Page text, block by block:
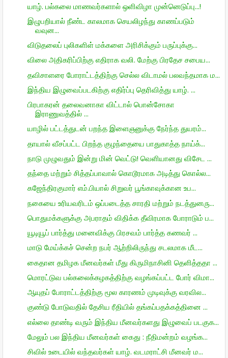
யாழ். பல்கலை மாணவர்களால் ஒளிவிழா முன்னெடுப்பு...!
இழுபறியால் நீண்ட காலமாக செயலிழந்து காணப்படும்
வவுன...
விடுதலைப் புலிகளிள் மக்களை அரிசிக்கும் பருப்புக்கு...
விலை அதிகரிப்பிற்கு எதிராக வலி. மேற்கு பிரதேச சபைய...
தவிசாளரை போராட்டத்திற்கு செல்ல விடாமல் பலவந்தமாக ம...
இந்திய இழுவைப்படகிற்கு எதிர்ப்பு தெரிவித்து யாழ். ...
பிரபாகரன் தலைவனாகா விட்டால் பொன்சோகா
இராணுவத்தில் ...
யாழில் பட்டத்துடன் பறந்த இளைஞனுக்கு நேர்ந்த துயரம்...
தாயால் வீசப்பட்ட பிறந்த குழந்தையை பாதுகாத்த நாய்க்...
நாடு முழுவதும் இன்று மின் வெட்டு! வெளியானது விசேட ...
தந்தை மற்றும் சித்தப்பாவால் கொடூரமாக அடித்து கொல்ல...
கஜேந்திரகுமார் எம்.பியால் சிறுவர் பூங்காவுக்கான உப...
நகையை உரியவரிடம் ஒப்படைத்த சாரதி மற்றும் நடத்துனரு...
பொதுமக்களுக்கு அபராதம் விதிக்க தீவிரமாக போராடும் ப...
யூடியூப் பார்த்து மனைவிக்கு பிரசவம் பார்த்த கணவர் ...
மாடு மேய்க்கச் சென்ற நபர் ஆற்றிலிருந்து சடலமாக மீட...
கைதான தமிழக மீனவர்கள் மீது கிருமிநாசினி தெளித்ததா ...
மொரட்டுவ பல்கலைக்கழகத்திற்கு வழங்கப்பட்ட போர் விமா...
ஆயுதப் போராட்டத்திற்கு மூல காரணம் முடிவுக்கு வரவில...
குண்டு போடுவதில் தேசிய ரீதியில் தங்கப்பதக்கத்தினை ...
எல்லை தாண்டி வரும் இந்திய மீனவர்களது இழுவைப் படகுக...
மேலும் பல இந்திய மீனவர்கள் கைது : நீதிமன்றம் வழங்க...
சிவில் உடையில் வந்தவர்கள் யாழ். வடமராட்சி மீனவர் ம...